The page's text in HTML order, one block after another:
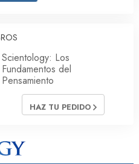
Scientology: Los
Fundamentos del
Pensamiento
HAZ TU PEDIDO